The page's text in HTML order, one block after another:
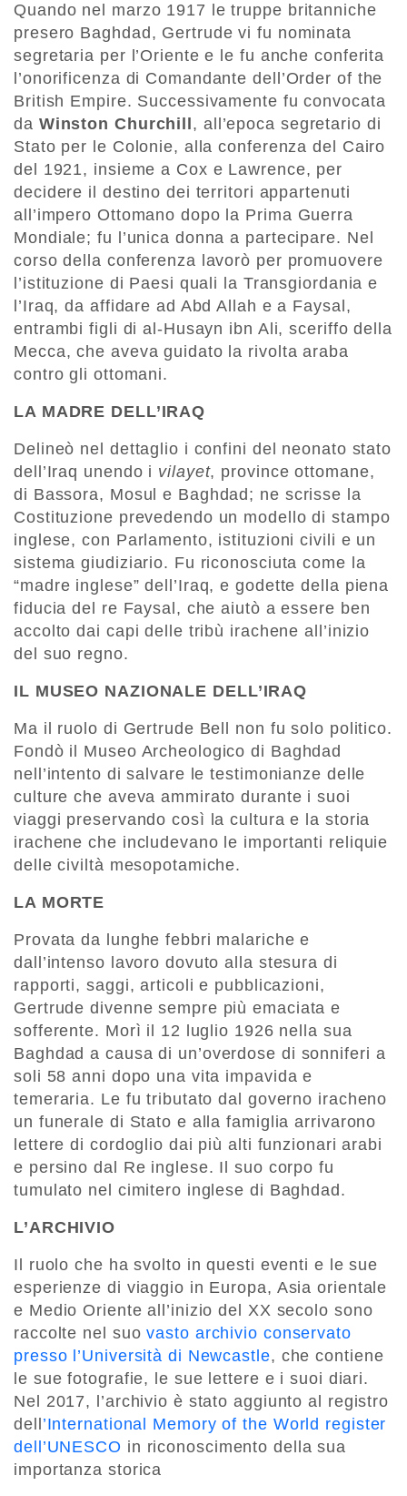
Quando nel marzo 1917 le truppe britanniche
presero Baghdad, Gertrude vi fu nominata
segretaria per l’Oriente e le fu anche conferita
l’onorificenza di Comandante dell’Order of the
British Empire. Successivamente fu convocata
da Winston Churchill, all’epoca segretario di
Stato per le Colonie, alla conferenza del Cairo
del 1921, insieme a Cox e Lawrence, per
decidere il destino dei territori appartenuti
all’impero Ottomano dopo la Prima Guerra
Mondiale; fu l’unica donna a partecipare. Nel
corso della conferenza lavorò per promuovere
l’istituzione di Paesi quali la Transgiordania e
l’Iraq, da affidare ad Abd Allah e a Faysal,
entrambi figli di al-Husayn ibn Ali, sceriffo della
Mecca, che aveva guidato la rivolta araba
contro gli ottomani.
LA MADRE DELL’IRAQ
Delineò nel dettaglio i confini del neonato stato
dell’Iraq unendo i vilayet, province ottomane,
di Bassora, Mosul e Baghdad; ne scrisse la
Costituzione prevedendo un modello di stampo
inglese, con Parlamento, istituzioni civili e un
sistema giudiziario. Fu riconosciuta come la
“madre inglese” dell’Iraq, e godette della piena
fiducia del re Faysal, che aiutò a essere ben
accolto dai capi delle tribù irachene all’inizio
del suo regno.
IL MUSEO NAZIONALE DELL’IRAQ
Ma il ruolo di Gertrude Bell non fu solo politico.
Fondò il Museo Archeologico di Baghdad
nell’intento di salvare le testimonianze delle
culture che aveva ammirato durante i suoi
viaggi preservando così la cultura e la storia
irachene che includevano le importanti reliquie
delle civiltà mesopotamiche.
LA MORTE
Provata da lunghe febbri malariche e
dall’intenso lavoro dovuto alla stesura di
rapporti, saggi, articoli e pubblicazioni,
Gertrude divenne sempre più emaciata e
sofferente. Morì il 12 luglio 1926 nella sua
Baghdad a causa di un’overdose di sonniferi a
soli 58 anni dopo una vita impavida e
temeraria. Le fu tributato dal governo iracheno
un funerale di Stato e alla famiglia arrivarono
lettere di cordoglio dai più alti funzionari arabi
e persino dal Re inglese. Il suo corpo fu
tumulato nel cimitero inglese di Baghdad.
L’ARCHIVIO
Il ruolo che ha svolto in questi eventi e le sue
esperienze di viaggio in Europa, Asia orientale
e Medio Oriente all’inizio del XX secolo sono
raccolte nel suovasto archivio conservato
presso l’Università di Newcastle, che contiene
le sue fotografie, le sue lettere e i suoi diari.
Nel 2017, l’archivio è stato aggiunto al registro
dell’International Memory of the World register
dell’UNESCO in riconoscimento della sua
importanza storica